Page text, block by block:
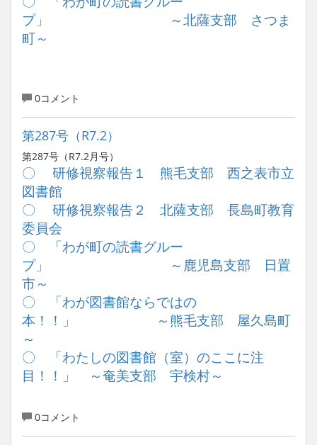
プ」 ～北薩支部 さつま
町～
0コメント
第287号（R7.2）
第287号（R7.2月号）
〇 研修視察報告１ 熊毛支部 西之表市立
図書館
〇 研修視察報告２ 北薩支部 長島町教育
委員会
〇 「わが町の読書グルー
プ」 ～鹿児島支部 日置
市～
〇 「わが図書館ならではの
本！！」 ～熊毛支部 屋久島町
～
〇 「わたしの図書館（室）のここに注
目！！」 ～奄美支部 宇検村～
0コメント